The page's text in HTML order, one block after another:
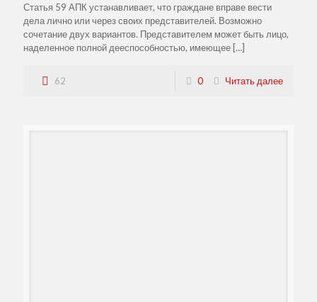
Статья 59 АПК устанавливает, что граждане вправе вести
дела лично или через своих представителей. Возможно
сочетание двух вариантов. Представителем может быть лицо,
наделенное полной дееспособностью, имеющее […]
62 0 Читать далее